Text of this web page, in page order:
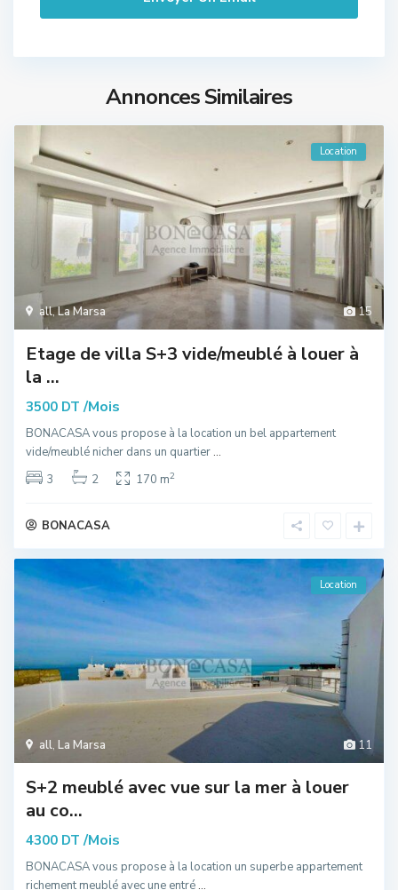
Annonces Similaires
15
all,La Marsa
Location
Etage de villa S+3 vide/meublé à louer à
la ...
3500 DT /Mois
BONACASA vous propose à la location un bel appartement
vide/meublé nicher dans un quartier...
3
2 170 m2
BONACASA
11
all, La Marsa
Location
S+2 meublé avec vue sur la mer à louer
au co...
4300 DT /Mois
BONACASA vous propose à la location un superbe appartement
richement meublé avec une entré...